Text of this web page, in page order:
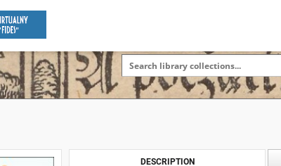
DESCRIPTION